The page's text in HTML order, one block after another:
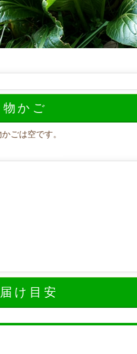
かご
ごは空です。
け目安